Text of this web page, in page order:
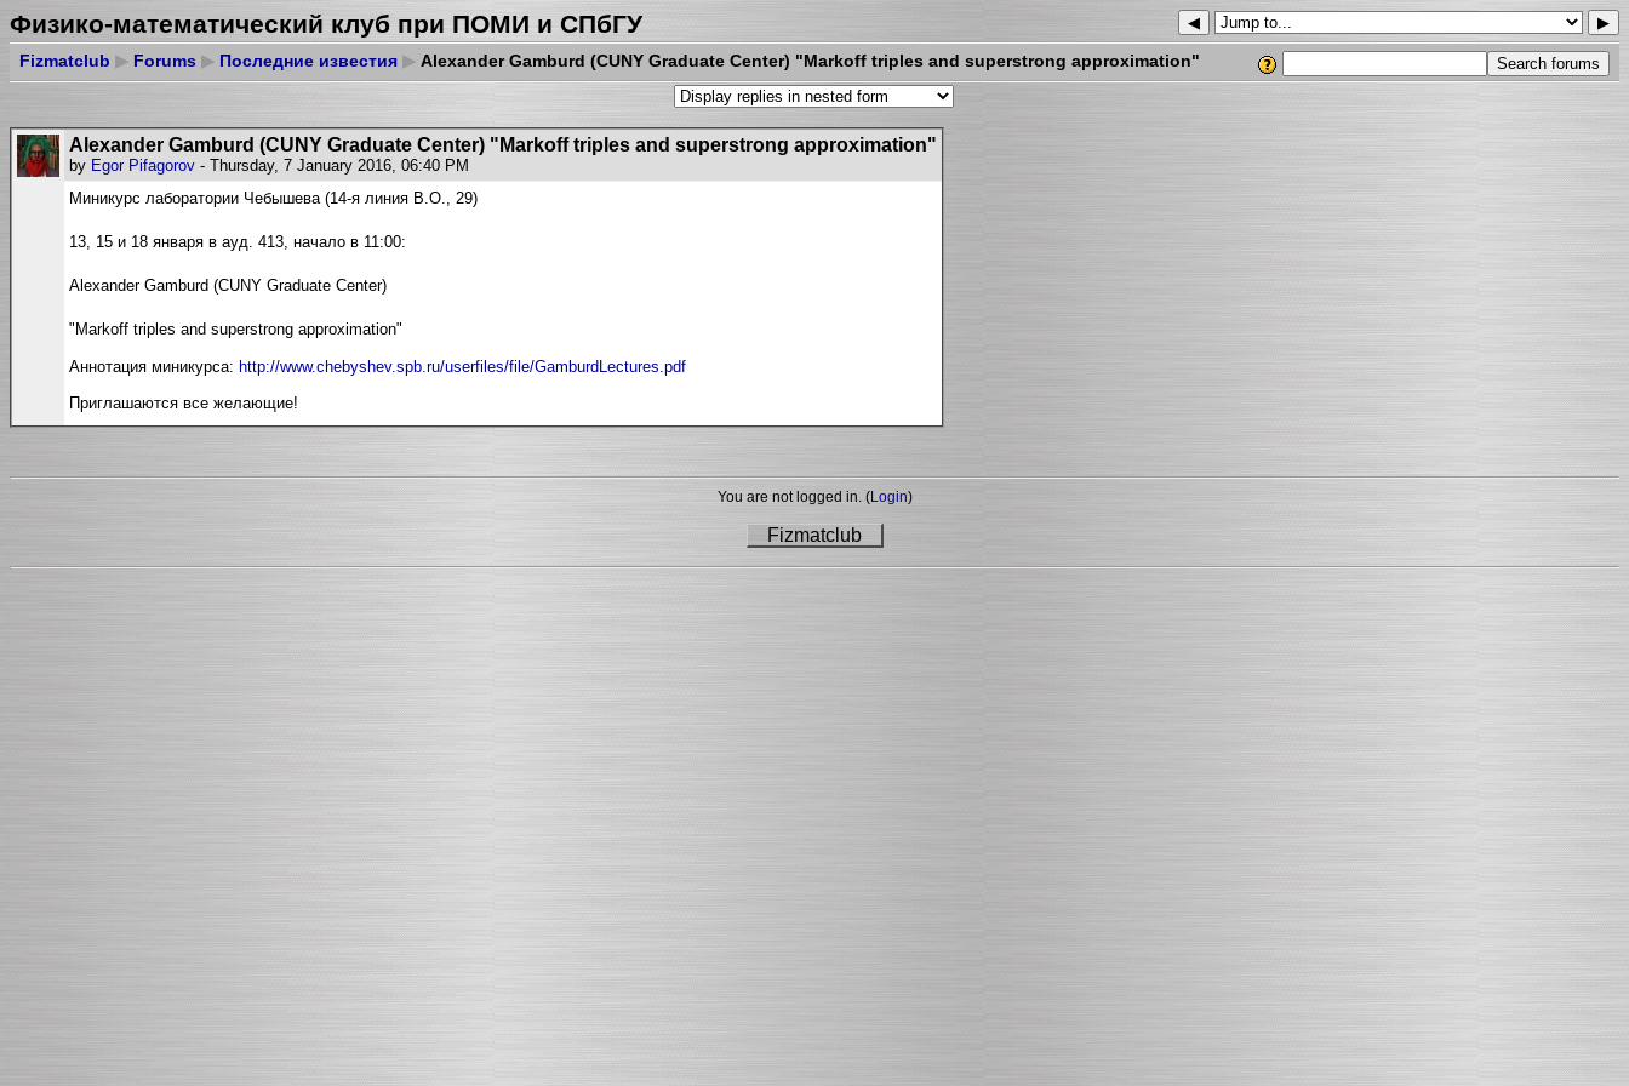
Физико-математический клуб при ПОМИ и СПбГУ ◀ ▶
Fizmatclub ▶ Forums ▶ Последние известия ▶ Alexander Gamburd (CUNY Graduate Center) "Markoff triples and superstrong approximation"
Alexander Gamburd (CUNY Graduate Center) "Markoff triples and superstrong approximation"
by Egor Pifagorov - Thursday, 7 January 2016, 06:40 PM
Миникурс лаборатории Чебышева (14-я линия В.О., 29)
13, 15 и 18 января в ауд. 413, начало в 11:00:
Alexander Gamburd (CUNY Graduate Center)
"Markoff triples and superstrong approximation"
Аннотация миникурса: http://www.chebyshev.spb.ru/userfiles/file/GamburdLectures.pdf
Приглашаются все желающие!
You are not logged in. (Login)
Fizmatclub